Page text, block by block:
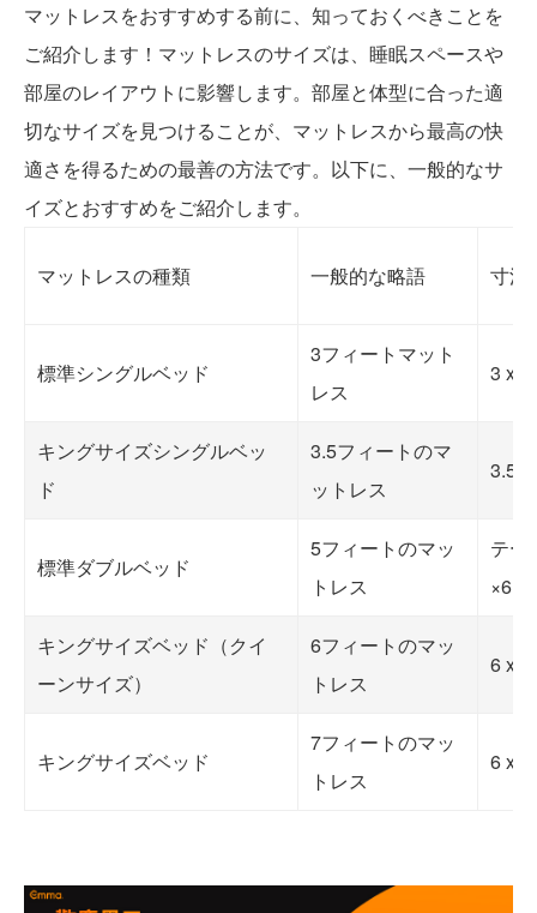
マットレスをおすすめする前に、知っておくべきことを
ご紹介します！マットレスのサイズは、睡眠スペースや
部屋のレイアウトに影響します。部屋と体型に合った適
切なサイズを見つけることが、マットレスから最高の快
適さを得るための最善の方法です。以下に、一般的なサ
イズとおすすめをご紹介します。
マットレスの種類 一般的な略語 寸法
標準シングルベッド
3フィートマット
レス
3 x
キングサイズシングルベッ
ド
3.5フィートのマ
ットレス
3.5 x
標準ダブルベッド
5フィートのマッ
トレス
テー
×6.2
キングサイズベッド（クイ
ーンサイズ）
6フィートのマッ
トレス
6 x
キングサイズベッド
7フィートのマッ
トレス
6 x 7